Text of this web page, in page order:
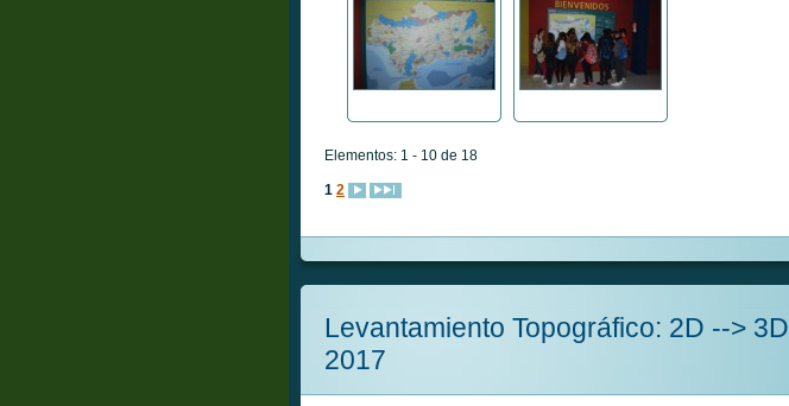
Elementos: 1 - 10 de 18
1 2
Levantamiento Topográfico: 2D --> 3D
2017